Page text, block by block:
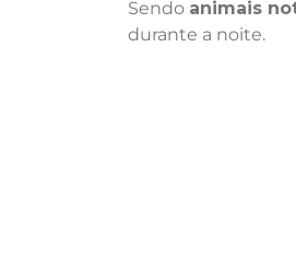
Sendo animais
durante a noite.